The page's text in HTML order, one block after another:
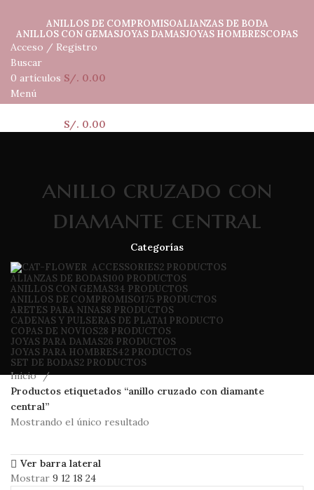
ANILLOS DE COMPROMISOALIANZAS DE BODA
ANILLOS CON GEMASJOYAS DAMASJOYAS HOMBRESCOPAS
Acceso / Registro
Buscar
0 artículos S/. 0.00
Menú
S/. 0.00
anillo cruzado con
diamante central
Categorías
ACCESSORIES2 PRODUCTOS
ALIANZAS DE BODAS100 PRODUCTOS
ANILLOS CON GEMAS34 PRODUCTOS
ANILLOS DE COMPROMISO175 PRODUCTOS
ARETES PARA NINAS8 PRODUCTOS
CADENAS Y PULSERAS DE PLATA1 PRODUCTO
COPAS DE NOVIOS28 PRODUCTOS
JOYAS PARA DAMAS26 PRODUCTOS
JOYAS PARA HOMBRES42 PRODUCTOS
SET DE BODAS2 PRODUCTOS
Inicio
Productos etiquetados “anillo cruzado con diamante
central”
Mostrando el único resultado
Ver barra lateral
Mostrar 9 12 18 24